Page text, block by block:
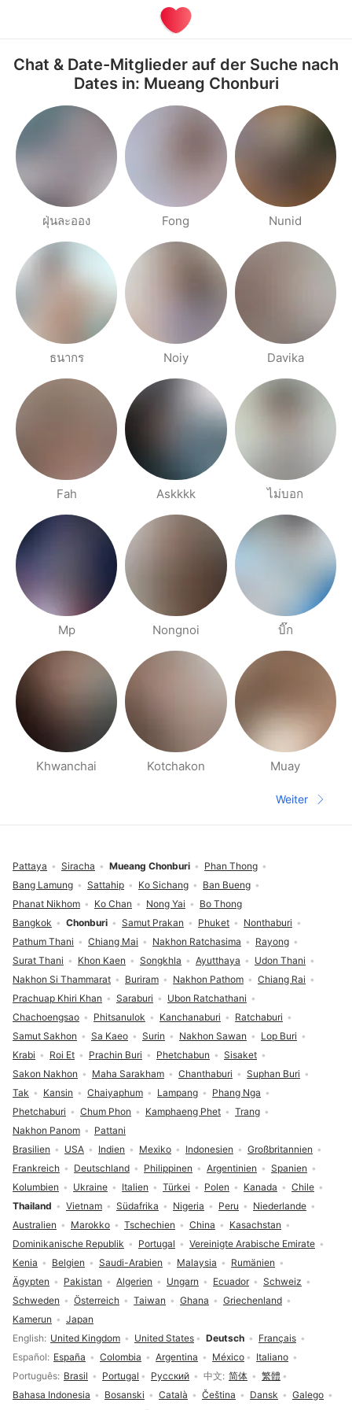
Chat & Date-Mitglieder auf der Suche nach
Dates in: Mueang Chonburi
ฝุ่นละออง Fong Nunid
ธนากร Noiy Davika
Fah Askkkk ไม่บอก
Mp Nongnoi บิ๊ก
Khwanchai Kotchakon Muay
Nächste
Weiter
Sprachauswahl
English United Kingdom United States Deutsch
Français
Español
España Colombia Argentina México
Italiano
Português Brasil Portugal Русский 中文 简体
繁體
Bahasa Indonesia
Bosanski Català Čeština Dansk
Galego
Brasilien USA Indien Mexiko Indonesien
Großbritannien
Frankreich
Deutschland Philippinen Argentinien
Spanien
Kolumbien
Ukraine Italien Türkei Polen Kanada
Chile
Thailand
Vietnam Südafrika Nigeria Peru
Niederlande
Australien
Marokko Tschechien China
Kasachstan
Dominikanische Republik
Portugal
Vereinigte Arabische Emirate
Kenia
Belgien Saudi-Arabien Malaysia
Rumänien
Ägypten
Pakistan Algerien Ungarn Ecuador
Schweiz
Schweden
Österreich Taiwan Ghana
Griechenland
Kamerun
Japan
Bangkok Chonburi Samut Prakan Phuket
Nonthaburi
Pathum Thani
Chiang Mai Nakhon Ratchasima
Rayong
Surat Thani
Khon Kaen Songkhla Ayutthaya
Udon Thani
Nakhon Si Thammarat
Buriram Nakhon Pathom
Chiang Rai
Prachuap Khiri Khan
Saraburi
Ubon Ratchathani
Chachoengsao
Phitsanulok Kanchanaburi
Ratchaburi
Samut Sakhon
Sa Kaeo Surin Nakhon Sawan
Lop Buri
Krabi
Roi Et Prachin Buri Phetchabun
Sisaket
Sakon Nakhon
Maha Sarakham Chanthaburi
Suphan Buri
Tak
Kansin Chaiyaphum Lampang
Phang Nga
Phetchaburi
Chum Phon Kamphaeng Phet
Trang
Nakhon Panom
Pattani
Pattaya Siracha Mueang Chonburi
Phan Thong
Bang Lamung
Sattahip Ko Sichang
Ban Bueng
Phanat Nikhom
Ko Chan Nong Yai Bo Thong